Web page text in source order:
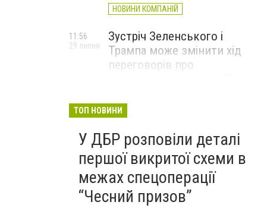
НОВИНИ КОМПАНІЙ
Зустріч Зеленського і
Трампа може змінити хід
переговорів про
11:56
29 липня
ТОП НОВИНИ
У ДБР розповіли деталі
першої викритої схеми в
межах спецоперації
“Чесний призов”